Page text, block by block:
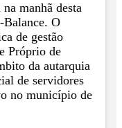
manhã desta
Balance. O
de gestão
Próprio de
da autarquia
de servidores
no município de